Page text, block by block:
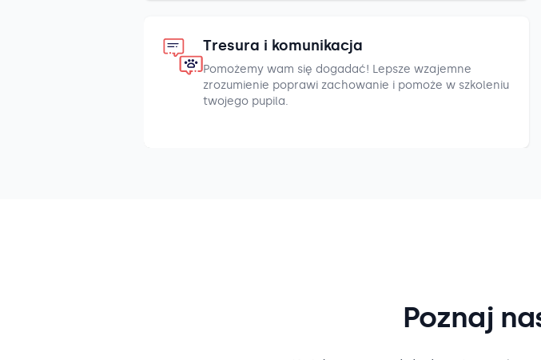
Tresura i komunikacja
Pomożemy wam się dogadać! Lepsze wzajemne
zrozumienie poprawi zachowanie i pomoże w szkoleniu
twojego pupila.
Poznaj